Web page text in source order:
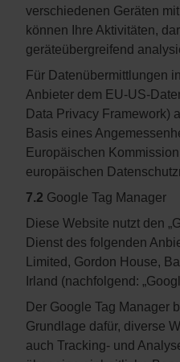
verschiedenen Geräten
können Ihre Aktivitäten,
geräteübergreifend
Für Datenübermittlungen
Anbieter dem EU-US-
Data Privacy Framework)
Basis eines
Europäischen
europäischen
7.2 Google Tag Manager
Diese Website nutzt den
Dienst des folgenden
Limited, Gordon House,
Irland (nachfolgend:
Der Google Tag Manager
Grundlage dafür, diverse
auch Tracking- und